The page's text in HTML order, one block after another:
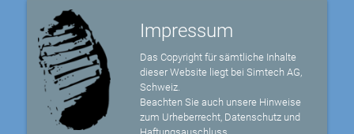
Impressum
Das Copyright für sämtliche Inhalte
dieser Website liegt bei Simtech AG,
Schweiz.
Beachten Sie auch unsere Hinweise
zum Urheberrecht, Datenschutz und